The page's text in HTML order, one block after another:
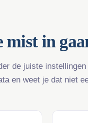
mist in
de juiste
en weet je dat niet